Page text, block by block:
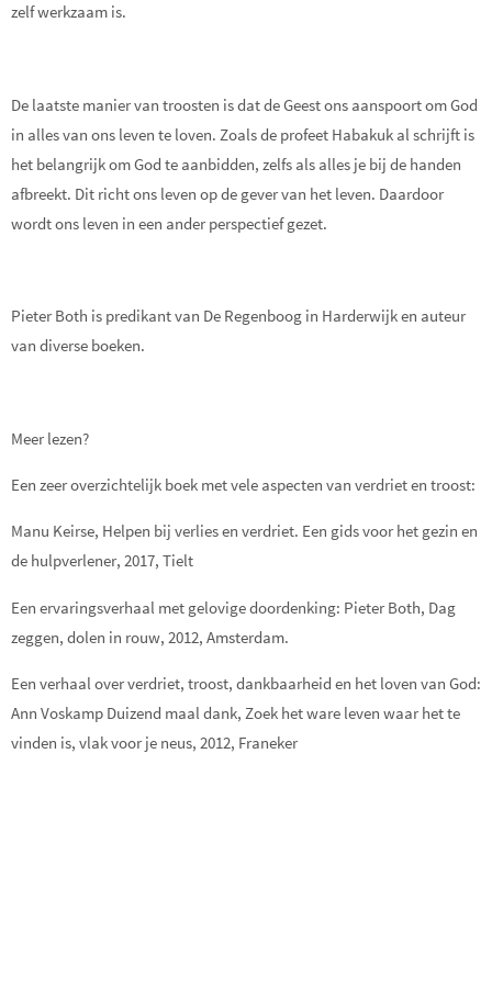
zelf werkzaam is.
De laatste manier van troosten is dat de Geest ons aanspoort om God
in alles van ons leven te loven. Zoals de profeet Habakuk al schrijft is
het belangrijk om God te aanbidden, zelfs als alles je bij de handen
afbreekt. Dit richt ons leven op de gever van het leven. Daardoor
wordt ons leven in een ander perspectief gezet.
Pieter Both is predikant van De Regenboog in Harderwijk en auteur
van diverse boeken.
Meer lezen?
Een zeer overzichtelijk boek met vele aspecten van verdriet en troost:
Manu Keirse, Helpen bij verlies en verdriet. Een gids voor het gezin en
de hulpverlener, 2017, Tielt
Een ervaringsverhaal met gelovige doordenking: Pieter Both, Dag
zeggen, dolen in rouw, 2012, Amsterdam.
Een verhaal over verdriet, troost, dankbaarheid en het loven van God:
Ann Voskamp Duizend maal dank, Zoek het ware leven waar het te
vinden is, vlak voor je neus, 2012, Franeker